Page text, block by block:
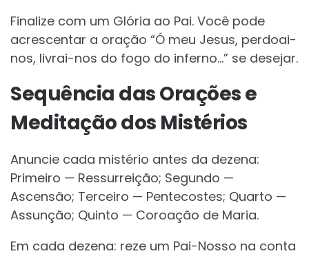
Finalize com um Glória ao Pai. Você pode
acrescentar a oração “Ó meu Jesus, perdoai-
nos, livrai-nos do fogo do inferno…” se desejar.
Sequência das Orações e
Meditação dos Mistérios
Anuncie cada mistério antes da dezena:
Primeiro — Ressurreição; Segundo —
Ascensão; Terceiro — Pentecostes; Quarto —
Assunção; Quinto — Coroação de Maria.
Em cada dezena: reze um Pai-Nosso na conta